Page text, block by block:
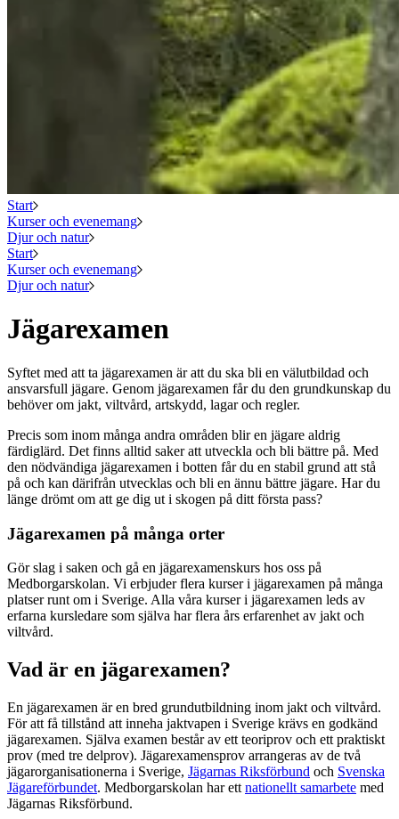
Start
Kurser och evenemang
Djur och natur
Start
Kurser och evenemang
Djur och natur
Jägarexamen
Syftet med att ta jägarexamen är att du ska bli en välutbildad och
ansvarsfull jägare. Genom jägarexamen får du den grundkunskap du
behöver om jakt, viltvård, artskydd, lagar och regler.
Precis som inom många andra områden blir en jägare aldrig
färdiglärd. Det finns alltid saker att utveckla och bli bättre på. Med
den nödvändiga jägarexamen i botten får du en stabil grund att stå
på och kan därifrån utvecklas och bli en ännu bättre jägare. Har du
länge drömt om att ge dig ut i skogen på ditt första pass?
Jägarexamen på många orter
Gör slag i saken och gå en jägarexamenskurs hos oss på
Medborgarskolan. Vi erbjuder flera kurser i jägarexamen på många
platser runt om i Sverige. Alla våra kurser i jägarexamen leds av
erfarna kursledare som själva har flera års erfarenhet av jakt och
viltvård.
Vad är en jägarexamen?
En jägarexamen är en bred grundutbildning inom jakt och viltvård.
För att få tillstånd att inneha jaktvapen i Sverige krävs en godkänd
jägarexamen. Själva examen består av ett teoriprov och ett praktiskt
prov (med tre delprov). Jägarexamensprov arrangeras av de två
jägarorganisationerna i Sverige, Jägarnas Riksförbund och Svenska
Jägareförbundet. Medborgarskolan har ett nationellt samarbete med
Jägarnas Riksförbund.